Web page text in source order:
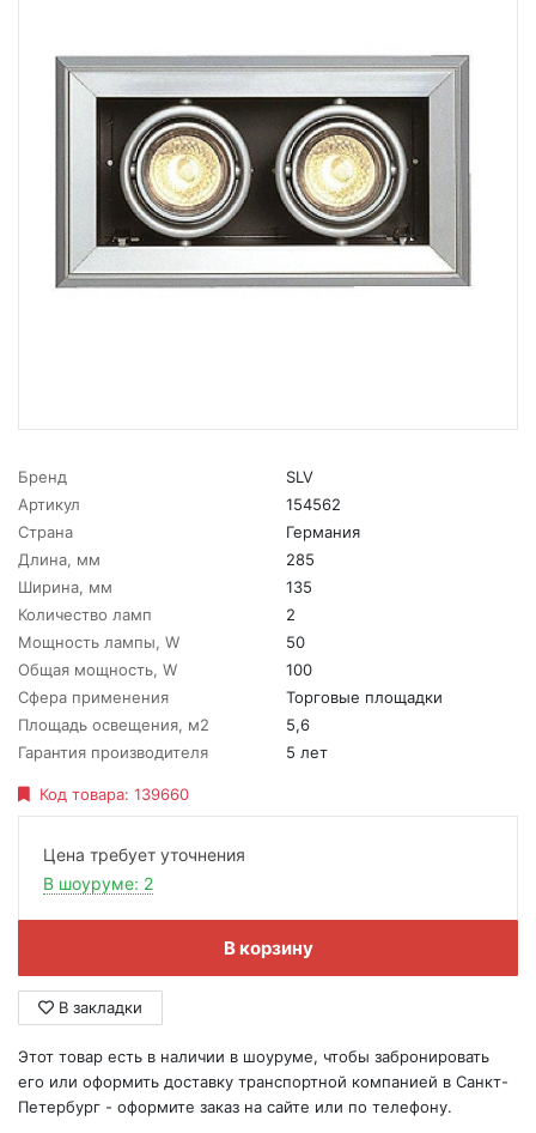
Бренд
SLV
Артикул
154562
Страна
Германия
Длина, мм
285
Ширина, мм
135
Количество ламп
2
Мощность лампы, W
50
Общая мощность, W
100
Сфера применения
Торговые площадки
Площадь освещения, м2
5,6
Гарантия производителя
5 лет
Код товара: 139660
Цена требует уточнения
В шоуруме: 2
В корзину
В закладки
Этот товар есть в наличии в шоуруме, чтобы забронировать
его или оформить доставку транспортной компанией в Санкт-
Петербург - оформите заказ на сайте или по телефону.